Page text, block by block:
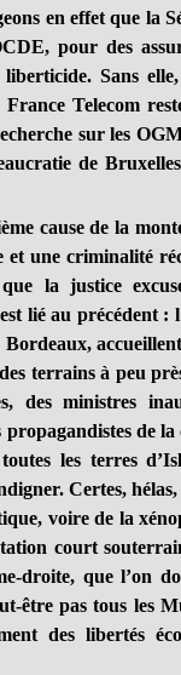
en effet que la
pour des
Sans
France Telecom
sur les
de
de la montée
et une criminalité
la justice
lié au précédent :
terrains à peu
des ministres
propagandistes de
toutes les terres
Certes,
voire de la
court
droite, que l’on
être pas tous les
des libertés